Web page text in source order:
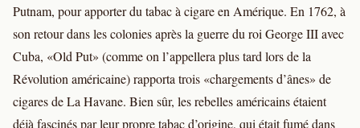
Putnam, pour apporter du tabac à cigare en Amérique. En 1762, à
son retour dans les colonies après la guerre du roi George III avec
Cuba, «Old Put» (comme on l’appellera plus tard lors de la
Révolution américaine) rapporta trois «chargements d’ânes» de
cigares de La Havane. Bien sûr, les rebelles américains étaient
déjà fascinés par leur propre tabac d’origine, qui était fumé dans